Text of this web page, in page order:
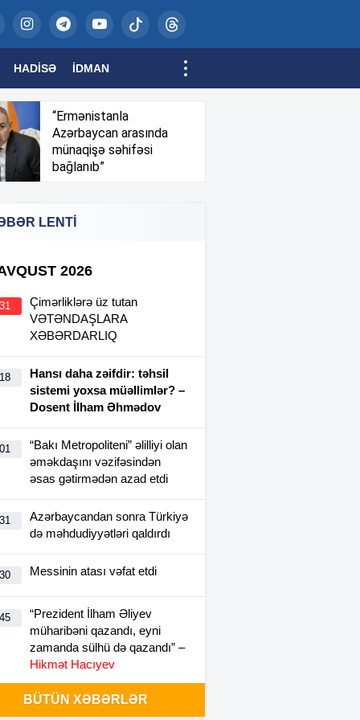
HADISƏ İDMAN
“Ermənistanla
Azərbaycan arasında
münaqişə səhifəsi
bağlanıb”
LENTİ
2026
Çimərliklərə üz tutan
VƏTƏNDAŞLARA
XƏBƏRDARLIQ
Hansı daha zəifdir: təhsil
sistemi yoxsa müəllimlər? –
Dosent İlham Əhmədov
“Bakı Metropoliteni” əlilliyi olan
əməkdaşını vəzifəsindən
əsas gətirmədən azad etdi
Azərbaycandan sonra Türkiyə
də məhdudiyyətləri qaldırdı
Messinin atası vəfat etdi
“Prezident İlham Əliyev
müharibəni qazandı, eyni
zamanda sülhü də qazandı” –
Hikmət Hacıyev
Bəzi yerlərdə 41 dərəcə isti
BÜTÜN XƏBƏRLƏR